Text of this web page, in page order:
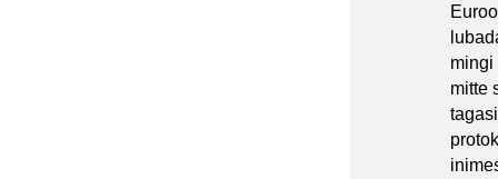
mingi
mitte